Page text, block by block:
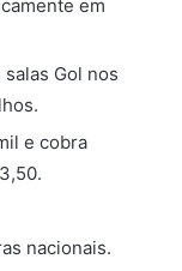
em
Gol nos
e cobra
nacionais.